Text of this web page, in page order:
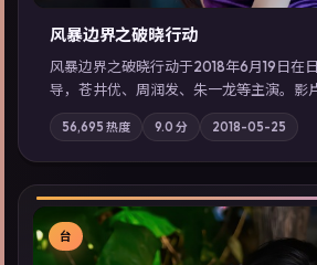
风暴边界之破晓行动
风暴边界之破晓行动于2018年6月19日在
导，苍井优、周润发、朱一龙等主演。影
科技与人性的边界在实验事故后逐渐模糊
气质；站内亦可通过「国产免费观看高清
索同类型高分佳作，畅享高清在线追剧体
56,695 热度 9.0 分 2018-05-25
台